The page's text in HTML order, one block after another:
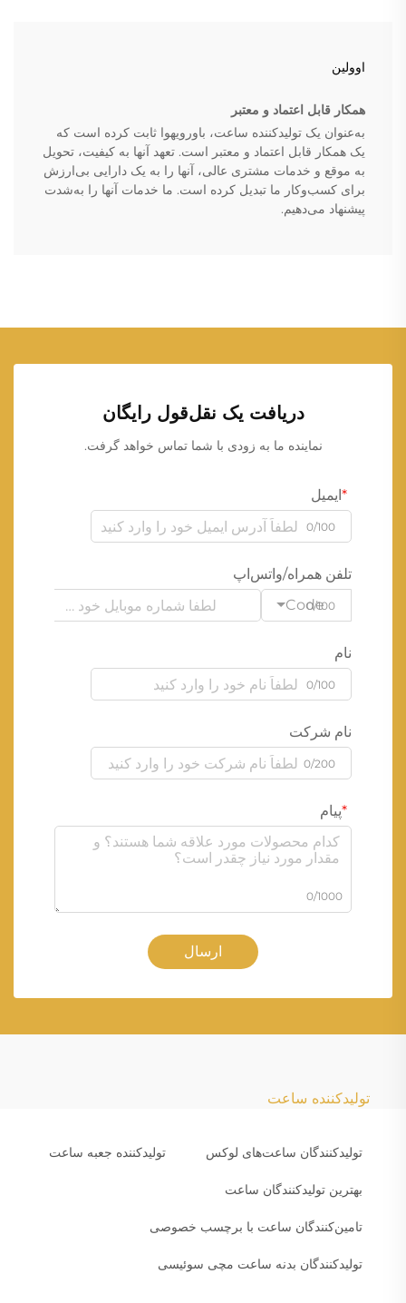
اوولین
همکار قابل اعتماد و معتبر
به‌عنوان یک تولیدکننده ساعت، باورویهوا ثابت کرده است که
یک همکار قابل اعتماد و معتبر است. تعهد آنها به کیفیت، تحویل
به موقع و خدمات مشتری عالی، آنها را به یک دارایی بی‌ارزش
برای کسب‌وکار ما تبدیل کرده است. ما خدمات آنها را به‌شدت
پیشنهاد می‌دهیم.
دریافت یک نقل‌قول رایگان
نماینده ما به زودی با شما تماس خواهد گرفت.
ایمیل
0/100
تلفن همراه/واتس‌اپ
Code
0/100
نام
0/100
نام شرکت
0/200
پیام
0/1000
ارسال
تولیدکننده ساعت
تولیدکنندگان ساعت‌های لوکس تولیدکننده جعبه ساعت
بهترین تولیدکنندگان ساعت
تامین‌کنندگان ساعت با برچسب خصوصی
تولیدکنندگان بدنه ساعت مچی سوئیسی